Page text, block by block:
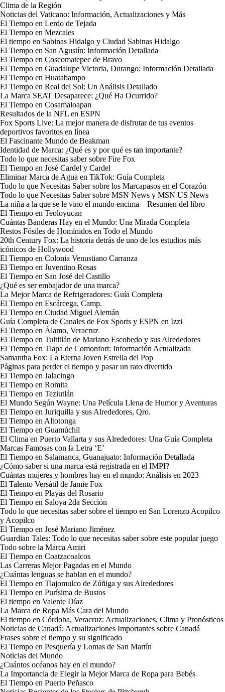
Clima de la Región
Noticias del Vaticano: Información, Actualizaciones y Más
El Tiempo en Lerdo de Tejada
El Tiempo en Mezcales
El tiempo en Sabinas Hidalgo y Ciudad Sabinas Hidalgo
El Tiempo en San Agustín: Información Detallada
El Tiempo en Coscomatepec de Bravo
El Tiempo en Guadalupe Victoria, Durango: Información Detallada
El Tiempo en Huatabampo
El Tiempo en Real del Sol: Un Análisis Detallado
La Marca SEAT Desaparece: ¿Qué Ha Ocurrido?
El Tiempo en Cosamaloapan
Resultados de la NFL en ESPN
Fox Sports Live: La mejor manera de disfrutar de tus eventos
deportivos favoritos en línea
El Fascinante Mundo de Beakman
Identidad de Marca: ¿Qué es y por qué es tan importante?
Todo lo que necesitas saber sobre Fire Fox
El Tiempo en José Cardel y Cardel
Eliminar Marca de Agua en TikTok: Guía Completa
Todo lo que Necesitas Saber sobre los Marcapasos en el Corazón
Todo lo que Necesitas Saber sobre MSN News y MSN US News
La niña a la que se le vino el mundo encima – Resumen del libro
El Tiempo en Teoloyucan
Cuántas Banderas Hay en el Mundo: Una Mirada Completa
Restos Fósiles de Homínidos en Todo el Mundo
20th Century Fox: La historia detrás de uno de los estudios más
icónicos de Hollywood
El Tiempo en Colonia Venustiano Carranza
El Tiempo en Juventino Rosas
El Tiempo en San José del Castillo
¿Qué es ser embajador de una marca?
La Mejor Marca de Refrigeradores: Guía Completa
El Tiempo en Escárcega, Camp.
El Tiempo en Ciudad Miguel Alemán
Guía Completa de Canales de Fox Sports y ESPN en Izzi
El Tiempo en Álamo, Veracruz
El Tiempo en Tultitlán de Mariano Escobedo y sus Alrededores
El Tiempo en Tlapa de Comonfort: Información Actualizada
Samantha Fox: La Eterna Joven Estrella del Pop
Páginas para perder el tiempo y pasar un rato divertido
El Tiempo en Jalacingo
El Tiempo en Romita
El Tiempo en Teziutlán
El Mundo Según Wayne: Una Película Llena de Humor y Aventuras
El Tiempo en Juriquilla y sus Alrededores, Qro.
El Tiempo en Altotonga
El Tiempo en Guamúchil
El Clima en Puerto Vallarta y sus Alrededores: Una Guía Completa
Marcas Famosas con la Letra ‘E’
El Tiempo en Salamanca, Guanajuato: Información Detallada
¿Cómo saber si una marca está registrada en el IMPI?
Cuántas mujeres y hombres hay en el mundo: Análisis en 2023
El Talento Versátil de Jamie Fox
El Tiempo en Playas del Rosario
El Tiempo en Saloya 2da Sección
Todo lo que necesitas saber sobre el tiempo en San Lorenzo Acopilco
y Acopilco
El Tiempo en José Mariano Jiménez
Guardian Tales: Todo lo que necesitas saber sobre este popular juego
Todo sobre la Marca Amiri
El Tiempo en Coatzacoalcos
Las Carreras Mejor Pagadas en el Mundo
¿Cuántas lenguas se hablan en el mundo?
El Tiempo en Tlajomulco de Zúñiga y sus Alrededores
El Tiempo en Purísima de Bustos
El tiempo en Valente Díaz
La Marca de Ropa Más Cara del Mundo
El tiempo en Córdoba, Veracruz: Actualizaciones, Clima y Pronósticos
Noticias de Canadá: Actualizaciones Importantes sobre Canadá
Frases sobre el tiempo y su significado
El Tiempo en Pesquería y Lomas de San Martín
Noticias del Mundo
¿Cuántos océanos hay en el mundo?
La Importancia de Elegir la Mejor Marca de Ropa para Bebés
El Tiempo en Puerto Peñasco